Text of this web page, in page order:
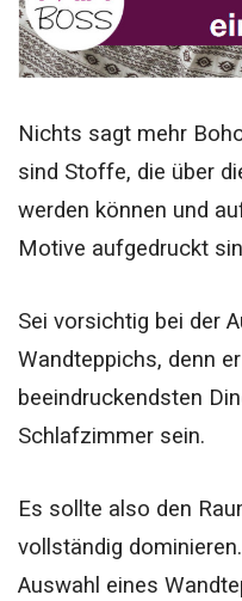
Nichts sagt mehr
sind Stoffe, die über
werden können und
Motive aufgedruckt
Sei vorsichtig bei der
Wandteppichs, denn
beeindruckendsten
Schlafzimmer sein.
Es sollte also den
vollständig
Auswahl eines